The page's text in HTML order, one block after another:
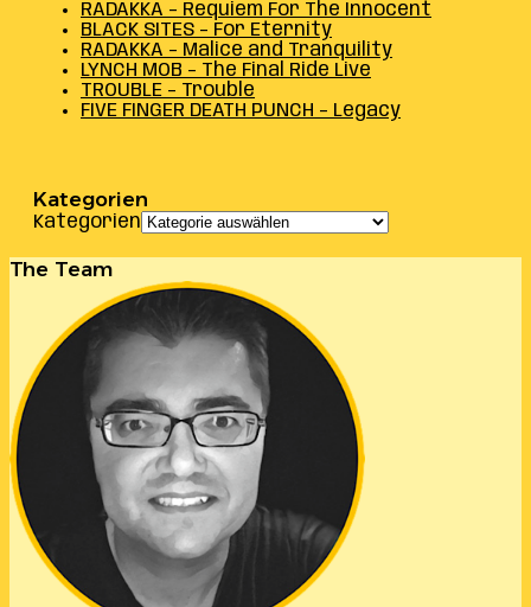
RADAKKA – Requiem For The Innocent
BLACK SITES – For Eternity
RADAKKA – Malice and Tranquility
LYNCH MOB – The Final Ride Live
TROUBLE – Trouble
FIVE FINGER DEATH PUNCH – Legacy
Kategorien
Kategorien
The Team